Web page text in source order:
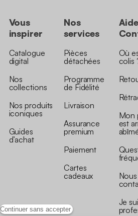
Continuer sans accepter
Vous
inspirer
Catalogue
digital
Nos
collections
Nos produits
iconiques
Guides
d’achat
Nos
services
Pièces
détachées
Programme
de Fidélité
Livraison
Assurance
premium
Paiement
Cartes
cadeaux
Où
colis
Mon
est
Nous
Je